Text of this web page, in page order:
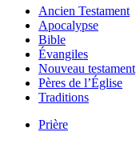
Ancien Testament
Apocalypse
Bible
Évangiles
Nouveau testament
Pères de l’Église
Traditions
Prière